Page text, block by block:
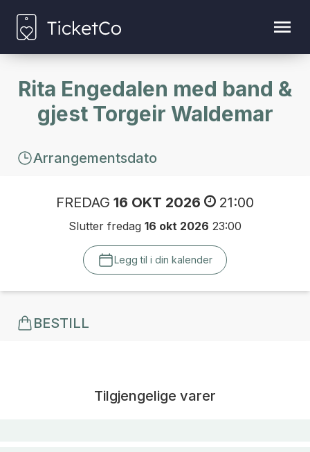
Rita Engedalen med band &
gjest Torgeir Waldemar
Arrangementsdato
FREDAG 16 OKT 2026 21:00
Slutter fredag 16 okt 2026 23:00
Legg til i din kalender
BESTILL
Tilgjengelige varer